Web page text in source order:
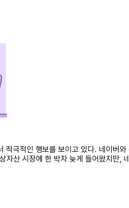
적인 행보를 보이고 있다. 네이버와
자산 시장에 한 박자 늦게 들어왔지만,